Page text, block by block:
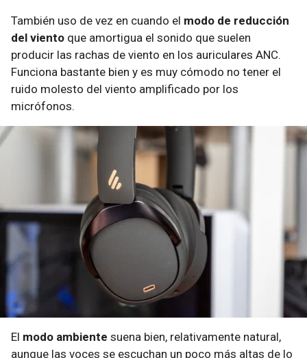
También uso de vez en cuando el modo de reducción
del viento que amortigua el sonido que suelen
producir las rachas de viento en los auriculares ANC.
Funciona bastante bien y es muy cómodo no tener el
ruido molesto del viento amplificado por los
micrófonos.
El modo ambiente suena bien, relativamente natural,
aunque las voces se escuchan un poco más altas de lo